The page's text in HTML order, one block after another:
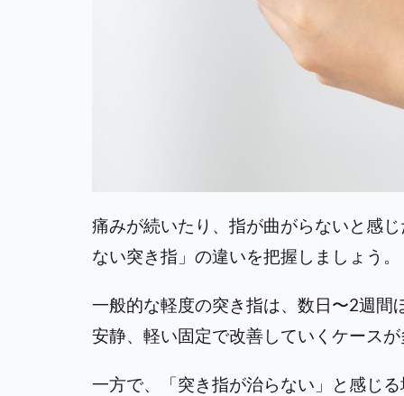
痛みが続いたり、指が曲がらないと感
ない突き指」の違いを把握しましょう。
一般的な軽度の突き指は、数日〜2週間
安静、軽い固定で改善していくケース
一方で、「突き指が治らない」と感じ